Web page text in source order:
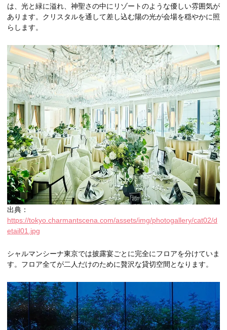
は、光と緑に溢れ、神聖さの中にリゾートのような優しい雰囲気が
あります。クリスタルを通して差し込む陽の光が会場を穏やかに照
らします。
出典：
https://tokyo.charmantscena.com/assets/img/photogallery/cat02/d
etail01.jpg
シャルマンシーナ東京では披露宴ごとに完全にフロアを分けていま
す。フロア全てが二人だけのために贅沢な貸切空間となります。